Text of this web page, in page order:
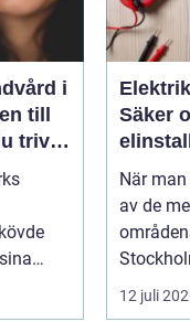
i
trivs
Säker
norrort
När
av de
b...
12 juli